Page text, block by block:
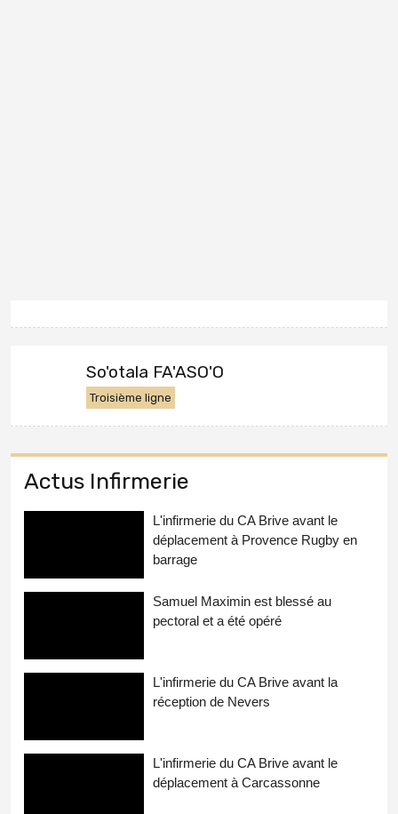
So'otala FA'ASO'O
Troisième ligne
Actus Infirmerie
L'infirmerie du CA Brive avant le
déplacement à Provence Rugby en
barrage
Samuel Maximin est blessé au
pectoral et a été opéré
L'infirmerie du CA Brive avant la
réception de Nevers
L'infirmerie du CA Brive avant le
déplacement à Carcassonne